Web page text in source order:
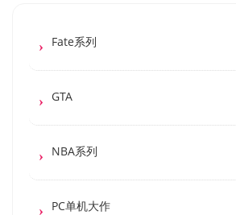
Fate系列
GTA
NBA系列
PC单机大作